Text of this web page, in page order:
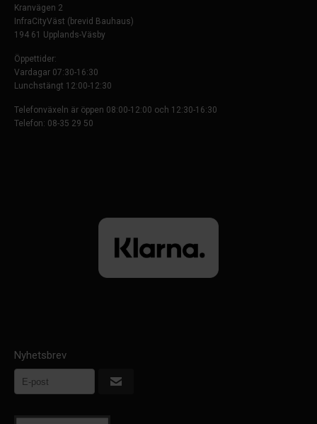
Kranvägen 2
InfraCityVäst (brevid Bauhaus)
194 61 Upplands-Väsby
Öppettider:
Vardagar 07:30-16:30
Lunchstängt 12:00-12:30
Telefonväxeln är öppen 08:00-12:00 och 12:30-16:30
Telefon: 08-35 29 50
Nyhetsbrev